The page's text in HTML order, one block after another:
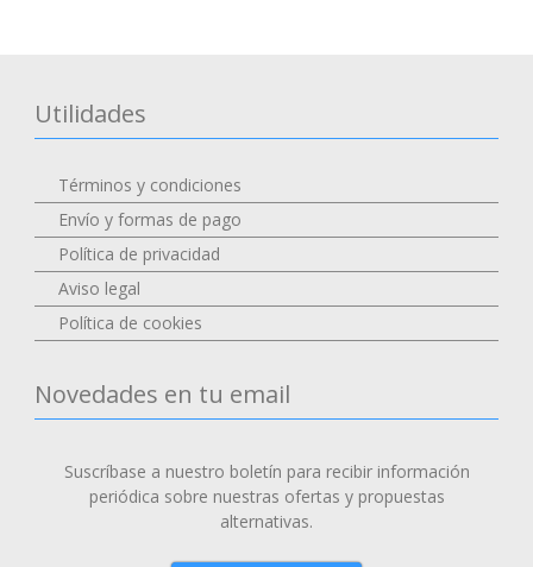
Utilidades
Términos y condiciones
Envío y formas de pago
Política de privacidad
Aviso legal
Política de cookies
Novedades en tu email
Suscríbase a nuestro boletín para recibir información
periódica sobre nuestras ofertas y propuestas
alternativas.